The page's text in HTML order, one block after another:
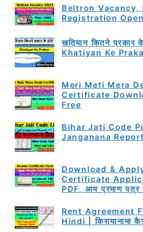
Beltron Vacancy,
Registration Open,
खतियान कितने प्रकार
Khatiyan Ke
Meri Mati Mera
Certificate
Free
Bihar Jati Code
Janganana Report
Download &
Certificate
PDF, आय प्रमाण पत्र
Rent Agreement
Hindi | किरायानामा